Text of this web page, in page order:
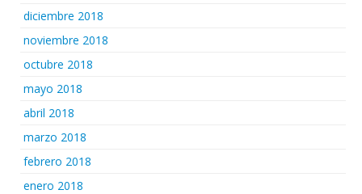
diciembre 2018
noviembre 2018
octubre 2018
mayo 2018
abril 2018
marzo 2018
febrero 2018
enero 2018